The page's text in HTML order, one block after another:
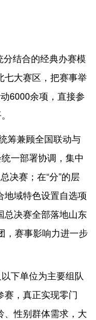
结合的经典办赛模
七大赛区，把赛事举
6000余项，直接参
筹兼顾全国联动与
一部署协调，集中
决赛；在“分”的层
域特色设置自选项
总决赛全部落地山东
，赛事影响力进一步
下单位为主要组队
，真正实现零门
性别群体需求，大